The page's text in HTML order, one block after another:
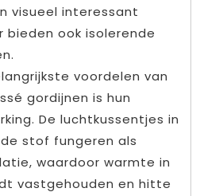
visueel interessant
bieden ook isolerende
voordelen van
gordijnen is hun
De luchtkussentjes in
stof fungeren als
waardoor warmte in
vastgehouden en hitte